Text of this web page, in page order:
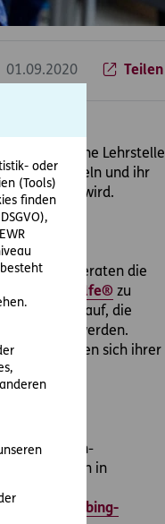
oder
(Tools)
finden
01.09.2020 Teilen
als sie eine Lehrstelle
hänseln und ihr
haben wird.
Juristen beraten die
Direkthilfe® zu
dazu auf, die
geleitet werden.
und verhalten sich ihrer
Der Firmen-
sich noch in
profitiert.
der
Antimobbing-